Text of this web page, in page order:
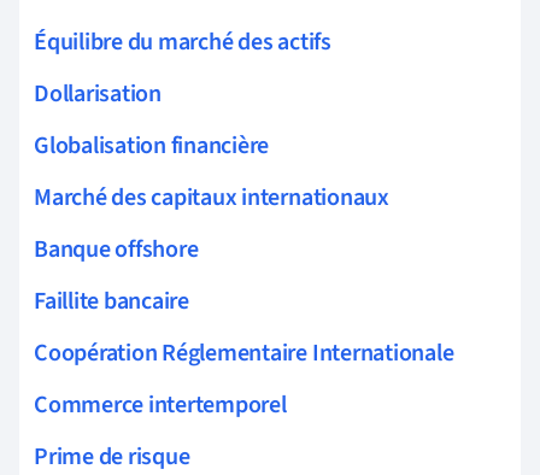
Équilibre du marché des actifs
Dollarisation
Globalisation financière
Marché des capitaux internationaux
Banque offshore
Faillite bancaire
Coopération Réglementaire Internationale
Commerce intertemporel
Prime de risque